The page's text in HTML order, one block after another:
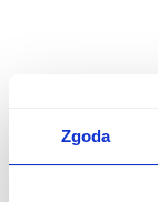
Zgoda
materiałów
poziomie IP43,
atmosferyczne